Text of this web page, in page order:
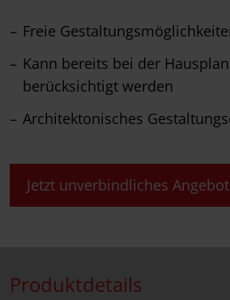
Freie
Kann bereits bei der
berücksichtigt werden
Architektonisches
Jetzt unverbindliches
Produktdetails